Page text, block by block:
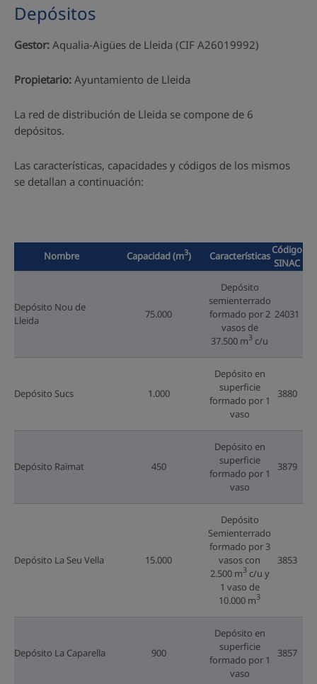
Depósitos
Gestor: Aqualia-Aigües de Lleida (CIF A26019992)
Propietario: Ayuntamiento de Lleida
La red de distribución de Lleida se compone de 6
depósitos.
Las características, capacidades y códigos de los mismos
se detallan a continuación:
Nombre Capacidad (m3) CaracterísticasCódigo
SINAC
Depósito Nou de
Lleida
75.000
Depósito
semienterrado
formado por 2
vasos de
37.500 m3 c/u
24031
Depósito Sucs 1.000
Depósito en
superficie
formado por 1
vaso
3880
Depósito Raïmat 450
Depósito en
superficie
formado por 1
vaso
3879
Depósito La Seu Vella 15.000
Depósito
Semienterrado
formado por 3
vasos con
2.500 m3c/u y
1 vaso de
10.000 m3
3853
Depósito La Caparella 900
Depósito en
superficie
formado por 1
vaso
3857